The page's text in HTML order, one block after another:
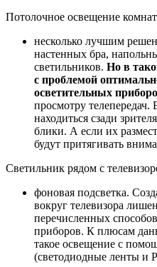
Потолочное освещение
несколько лучшим
настенных бра,
светильников. Но в
с проблемой
осветительных
просмотру телепередач.
находиться сзади
блики. А если их
будут притягивать
Светильник рядом с
фоновая подсветка.
вокруг телевизора
перечисленных
приборов. К плюсам
такое освещение с
(светодиодные ленты и